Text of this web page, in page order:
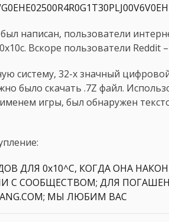
написан, пользователи
Вскоре пользователи Reddit
систему, 32-х значный
было скачать .7Z файл.
игры, был обнаружен
ДЛЯ 0x10^C, КОГДА ОНА
С СООБЩЕСТВОМ; ДЛЯ
МЫ ЛЮБИМ ВАС